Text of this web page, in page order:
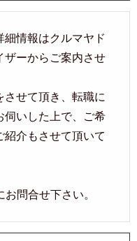
情報はクルマヤド
ザーからご案内させ
させて頂き、転職に
伺いした上で、ご希
介もさせて頂いて
問合せ下さい。